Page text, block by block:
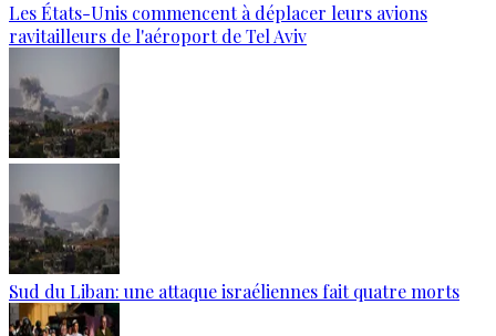
Les États-Unis commencent à déplacer leurs avions
ravitailleurs de l'aéroport de Tel Aviv
Sud du Liban: une attaque israéliennes fait quatre morts